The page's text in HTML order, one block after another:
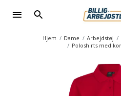
Hjem Dame Arbejdstøj
Poloshirts med